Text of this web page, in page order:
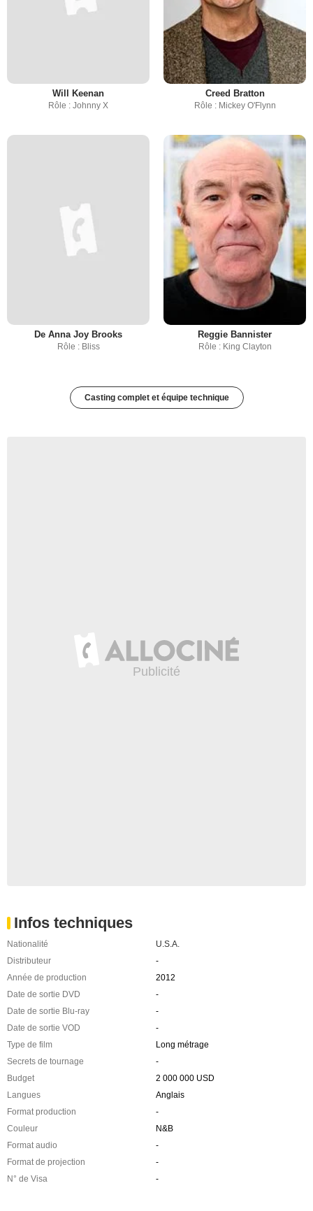
Will Keenan
Rôle : Johnny X
Creed Bratton
Rôle : Mickey O'Flynn
De Anna Joy Brooks
Rôle : Bliss
Reggie Bannister
Rôle : King Clayton
Casting complet et équipe technique
Infos techniques
Nationalité
U.S.A.
Distributeur
-
Année de production
2012
Date de sortie DVD
-
Date de sortie Blu-ray
-
Date de sortie VOD
-
Type de film
Long métrage
Secrets de tournage
-
Budget
2 000 000 USD
Langues
Anglais
Format production
-
Couleur
N&B
Format audio
-
Format de projection
-
N° de Visa
-